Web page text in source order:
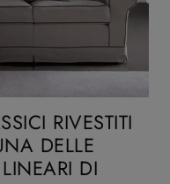
RIVESTITI
DELLE
DI